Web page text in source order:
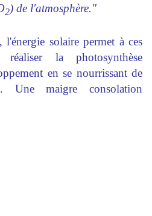
2) de l'atmosphère."
solaire permet à ces
réaliser la photosynthèse
en se nourrissant de
Une maigre consolation